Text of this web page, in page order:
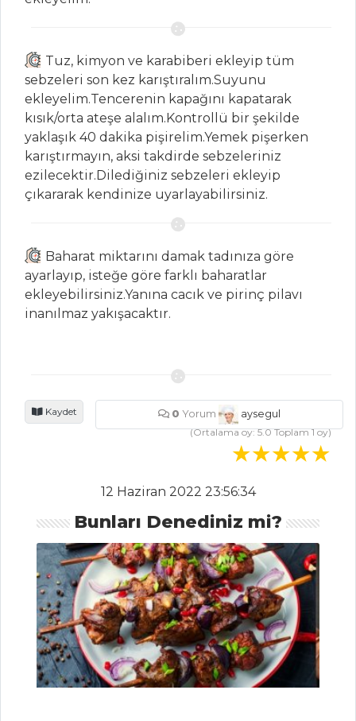
Yumurtalı ve
Sosisli Salata
MANDALİNALI
VE ZEYTİNYAĞLI
YER ELMASI
Antep Salatası
Salatalar Tüm
İÇECEKLER
Safran Şerbeti
İçecekler Tüm
MASTERCHEF
Ege
mutfağından
Kabak çiçeği
dolması nasıl
yapılır?
Pratik ve lezzetli
Kilis öcce tarifi
Bamya çorbası
Tuz, kimyon ve karabiberi ekleyip tüm
sebzeleri son kez karıştıralım.Suyunu
ekleyelim.Tencerenin kapağını kapatarak
kısık/orta ateşe alalım.Kontrollü bir şekilde
yaklaşık 40 dakika pişirelim.Yemek pişerken
karıştırmayın, aksi takdirde sebzeleriniz
ezilecektir.Dilediğiniz sebzeleri ekleyip
çıkararak kendinize uyarlayabilirsiniz.
Baharat miktarını damak tadınıza göre
ayarlayıp, isteğe göre farklı baharatlar
ekleyebilirsiniz.Yanına cacık ve pirinç pilavı
inanılmaz yakışacaktır.
Kaydet 0 Yorum
aysegul
(Ortalama oy:5.0Toplam1oy)
12 Haziran 2022 23:56:34
Bunları Denediniz mi?